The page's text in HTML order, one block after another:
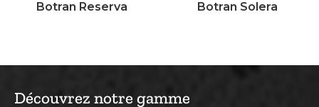
Botran Reserva Botran Solera
Découvrez notre gamme